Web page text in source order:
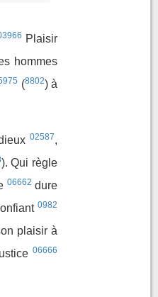
Plaisir
hommes
(8802) à
02587,
). Qui règle
06662 dure
0982
plaisir à
06666